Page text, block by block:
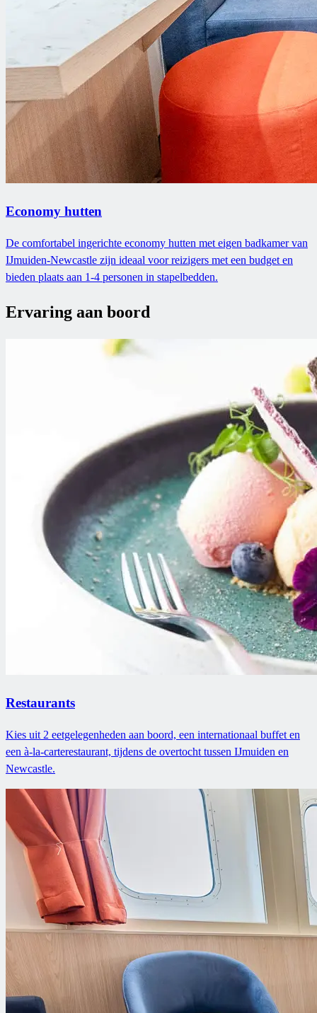
Economy hutten
De comfortabel ingerichte economy hutten met eigen badkamer van
IJmuiden-Newcastle zijn ideaal voor reizigers met een budget en
bieden plaats aan 1-4 personen in stapelbedden.
Ervaring aan boord
Restaurants
Kies uit 2 eetgelegenheden aan boord, een internationaal buffet en
een à-la-carterestaurant, tijdens de overtocht tussen IJmuiden en
Newcastle.